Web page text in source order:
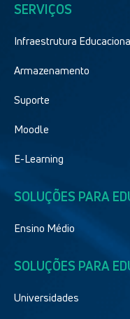
SERVIÇOS
Infraestrutura
Armazenamento
Suporte
Moodle
E-Learning
SOLUÇÕES PARA
Ensino Médio
SOLUÇÕES PARA
Universidades